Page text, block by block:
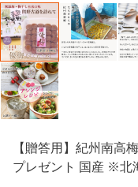
【贈答用】紀州南
プレゼント 国産 ※北